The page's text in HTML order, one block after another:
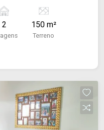
mais
Possui ainda
02 veículos. Um
2 150 m²
Terreno